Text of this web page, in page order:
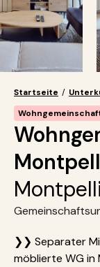
Startseite /
❯❯ Separater
möblierte WG in